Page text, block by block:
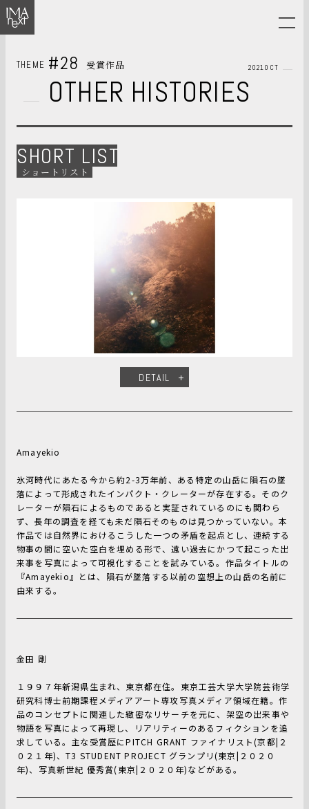
THEME #28 受賞作品 2021OCT
OTHER HISTORIES
SHORT LIST
ショートリスト
DETAIL
Amayekio
氷河時代にあたる今から約2-3万年前、ある特定の山岳に隕石の墜
落によって形成されたインパクト・クレーターが存在する。そのク
レーターが隕石によるものであると実証されているのにも関わら
ず、長年の調査を経ても未だ隕石そのものは見つかっていない。本
作品では自然界におけるこうした一つの矛盾を起点とし、連続する
物事の間に空いた空白を埋める形で、遠い過去にかつて起こった出
来事を写真によって可視化することを試みている。作品タイトルの
『Amayekio』とは、隕石が墜落する以前の空想上の山岳の名前に
由来する。
金田 剛
１９９７年新潟県生まれ、東京都在住。東京工芸大学大学院芸術学
研究科博士前期課程メディアアート専攻写真メディア領域在籍。作
品のコンセプトに関連した緻密なリサーチを元に、架空の出来事や
物語を写真によって再現し、リアリティーのあるフィクションを追
求している。主な受賞歴にPITCH GRANT ファイナリスト(京都|２
０２１年)、T3 STUDENT PROJECT グランプリ(東京|２０２０
年)、写真新世紀 優秀賞(東京|２０２０年)などがある。